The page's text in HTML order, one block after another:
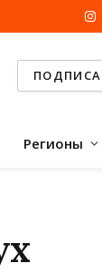
Регионы